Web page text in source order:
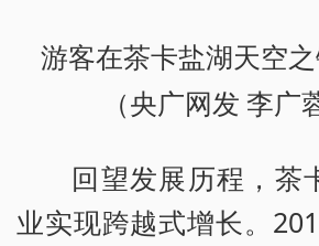
游客在茶卡盐湖天空
（央广网发 李广
回望发展历程，茶
业实现跨越式增长。